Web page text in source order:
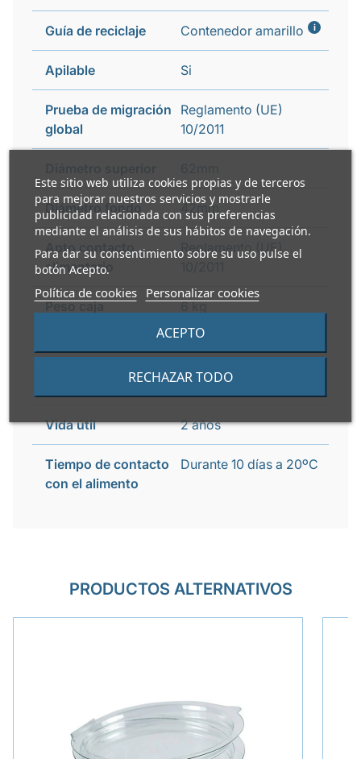
Este sitio web utiliza cookies propias y de terceros
para mejorar nuestros servicios y mostrarle
publicidad relacionada con sus preferencias
mediante el análisis de sus hábitos de navegación.
Para dar su consentimiento sobre su uso pulse el
botón Acepto.
Política de cookies Personalizar cookies
RECHAZAR TODO
ACEPTO
Guía de reciclaje Contenedor amarillo i
Apilable Si
Prueba de migración
global
Reglamento (UE)
10/2011
Diámetro fondo 42mm
Apto contacto
alimentario
Reglamento (UE)
Peso caja 6 kg
Apto congelador Si
Vida útil 2 años
Tiempo de contacto
con el alimento
Durante 10 días a 20ºC
PRODUCTOS ALTERNATIVOS